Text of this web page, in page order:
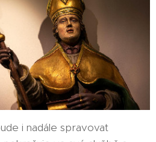
i nadále spravovat